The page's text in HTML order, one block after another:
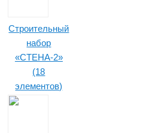
Строительный
набор
«СТЕНА-2»
(18
элементов)